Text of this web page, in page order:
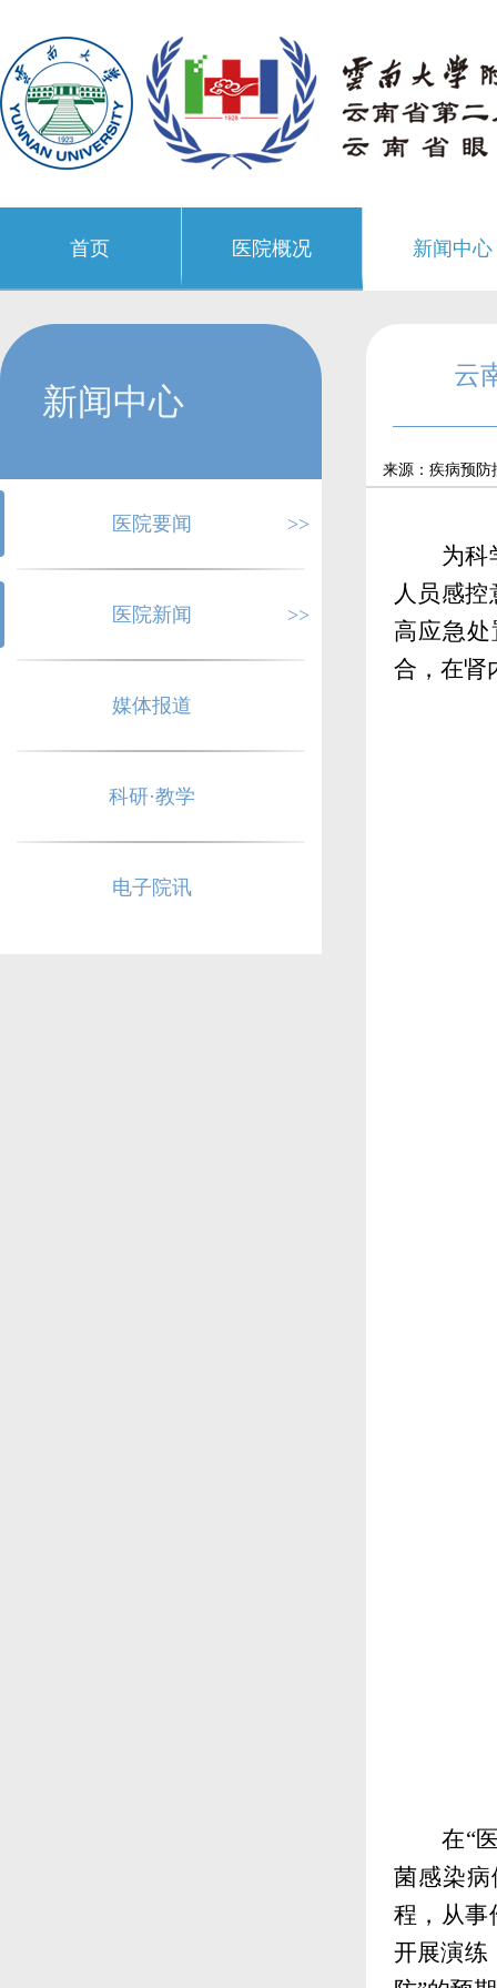
首页 医院概况 新闻中心
新闻中心
医院要闻 >>
医院新闻 >>
媒体报道
科研·教学
电子院讯
云
来源：疾病预防
为科
人员感
高应急
合，在肾
在“
菌感染
程，从事
开展演练